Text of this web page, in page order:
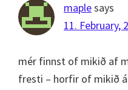
maplesays
11. February,
mér finnst of mikið af
fresti – horfir of mikið